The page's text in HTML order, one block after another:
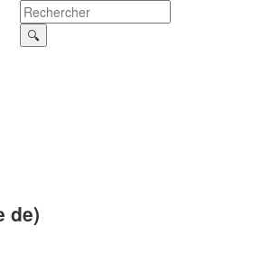
de)